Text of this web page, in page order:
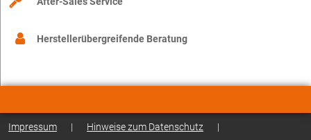
Herstellerübergreifende Beratung
Impressum | Hinweise zum Datenschutz |